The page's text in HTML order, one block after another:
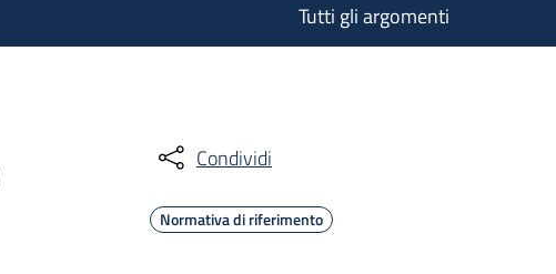
Tutti gli argomenti
Condividi
Normativa di riferimento